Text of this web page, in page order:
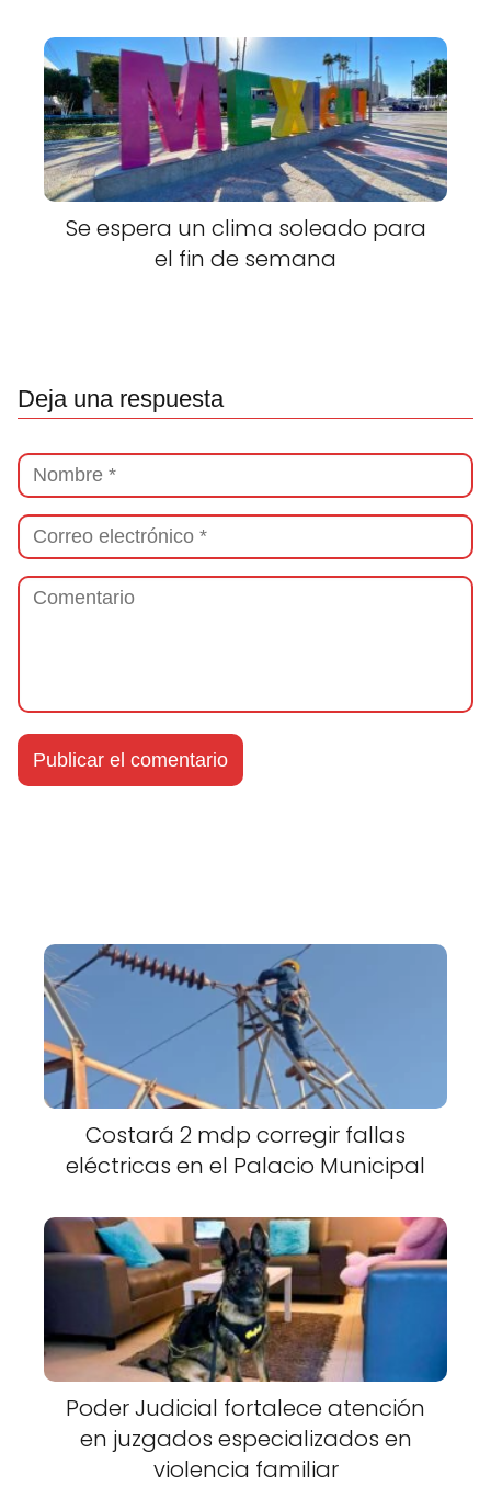
Se espera un clima soleado para
el fin de semana
Deja una respuesta
Costará 2 mdp corregir fallas
eléctricas en el Palacio Municipal
Poder Judicial fortalece atención
en juzgados especializados en
violencia familiar